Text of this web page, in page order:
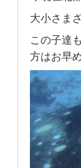
大小さま
この子達
方はお早